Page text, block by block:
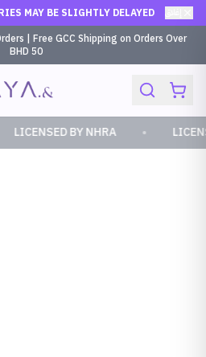
| Free GCC Shipping on Orders Over
BHD 50
•
LICENSED BY NHRA